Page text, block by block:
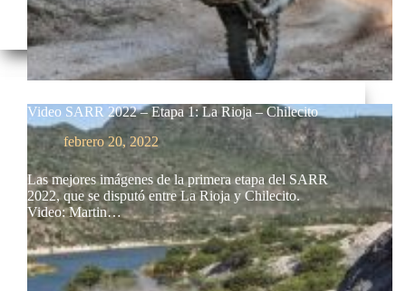
Video SARR 2022 – Etapa 1: La Rioja – Chilecito
febrero 20, 2022
Las mejores imágenes de la primera etapa del SARR
2022, que se disputó entre La Rioja y Chilecito.
Video: Martin…